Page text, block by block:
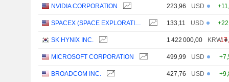
NVIDIA CORPORATION 223,96 USD
133,11 USD
SK HYNIX INC. 1 422 000,00 KRW
-
MICROSOFT CORPORATION 499,99 USD
BROADCOM INC. 427,76 USD